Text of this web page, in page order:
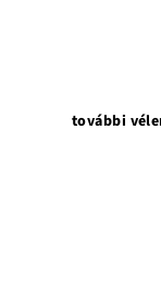
további